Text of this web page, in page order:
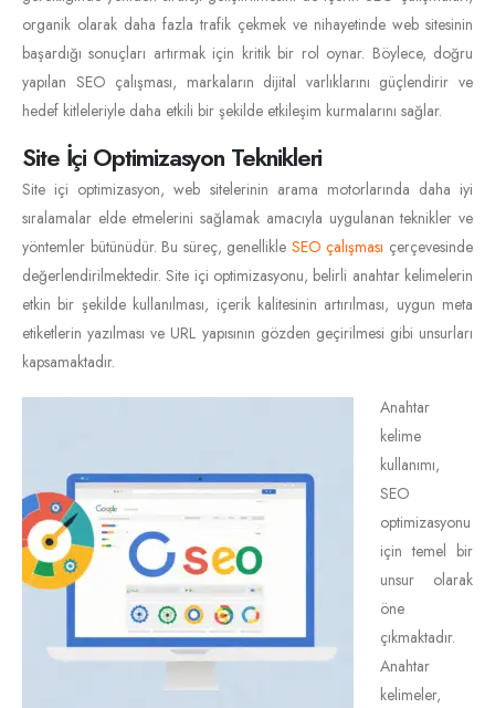
organik olarak daha fazla trafik çekmek ve nihayetinde web sitesinin
başardığı sonuçları artırmak için kritik bir rol oynar. Böylece, doğru
yapılan SEO çalışması, markaların dijital varlıklarını güçlendirir ve
hedef kitleleriyle daha etkili bir şekilde etkileşim kurmalarını sağlar.
Site İçi Optimizasyon Teknikleri
Site içi optimizasyon, web sitelerinin arama motorlarında daha iyi
sıralamalar elde etmelerini sağlamak amacıyla uygulanan teknikler ve
yöntemler bütünüdür. Bu süreç, genellikle SEO çalışması çerçevesinde
değerlendirilmektedir. Site içi optimizasyonu, belirli anahtar kelimelerin
etkin bir şekilde kullanılması, içerik kalitesinin artırılması, uygun meta
etiketlerin yazılması ve URL yapısının gözden geçirilmesi gibi unsurları
kapsamaktadır.
Anahtar
kelime
kullanımı,
SEO
optimizasyonu
için temel bir
unsur olarak
öne
çıkmaktadır.
Anahtar
kelimeler,